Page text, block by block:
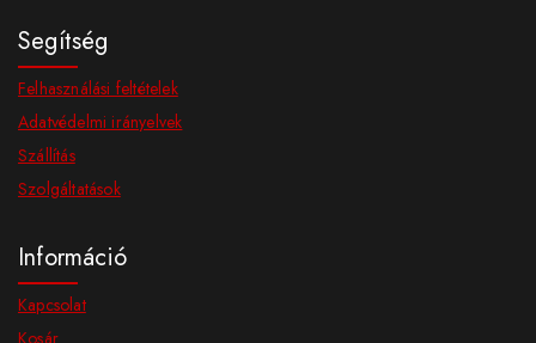
Segítség
Felhasználási feltételek
Adatvédelmi irányelvek
Szállítás
Szolgáltatások
Információ
Kapcsolat